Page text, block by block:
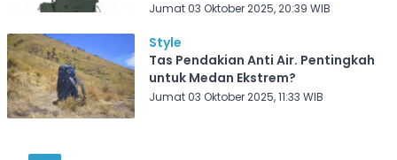
Jumat 03 Oktober 2025, 20:39 WIB
Style
Tas Pendakian Anti Air. Pentingkah
untuk Medan Ekstrem?
Jumat 03 Oktober 2025, 11:33 WIB